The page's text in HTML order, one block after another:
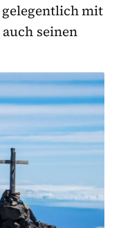
mit
seinen